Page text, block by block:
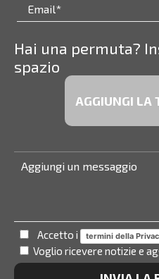
Hai una permuta?
spazio
AGGIUNGI LA
Accetto i termini della
Voglio ricevere notizie e